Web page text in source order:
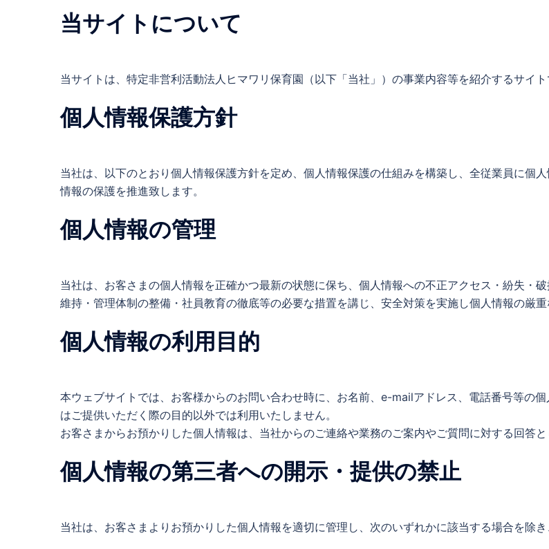
当サイトについて
当サイトは、特定非営利活動法人ヒマワリ保育園（以下「当社」）の事業内容等を紹介するサイト
個人情報保護方針
当社は、以下のとおり個人情報保護方針を定め、個人情報保護の仕組みを構築し、全従業員に個
情報の保護を推進致します。
個人情報の管理
当社は、お客さまの個人情報を正確かつ最新の状態に保ち、個人情報への不正アクセス・紛失・
維持・管理体制の整備・社員教育の徹底等の必要な措置を講じ、安全対策を実施し個人情報の厳重
個人情報の利用目的
本ウェブサイトでは、お客様からのお問い合わせ時に、お名前、e-mailアドレス、電話番号等の
はご提供いただく際の目的以外では利用いたしません。
お客さまからお預かりした個人情報は、当社からのご連絡や業務のご案内やご質問に対する回答
個人情報の第三者への開示・提供の禁止
当社は、お客さまよりお預かりした個人情報を適切に管理し、次のいずれかに該当する場合を除